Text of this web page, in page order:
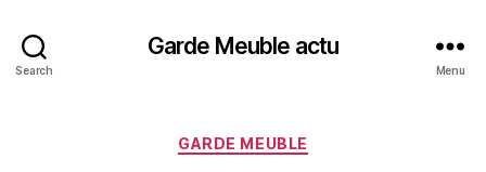
Search
Garde Meuble actu
Menu
GARDE MEUBLE